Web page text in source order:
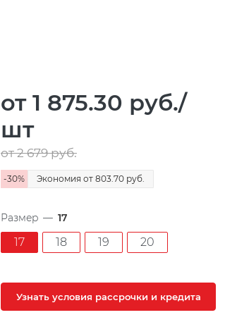
от 1 875.30 руб./
шт
от 2 679руб.
-30% Экономия от 803.70 руб.
Размер — 17
17 18 19 20
Узнать условия рассрочки и кредита